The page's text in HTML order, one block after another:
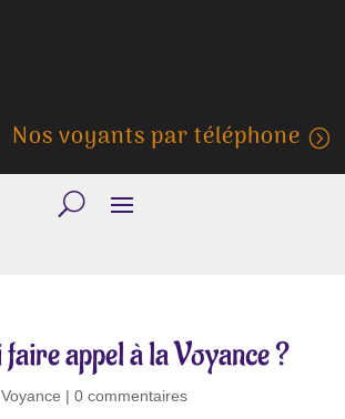
Nos voyants par téléphone
appel à la Voyance ?
Voyance | 0 commentaires